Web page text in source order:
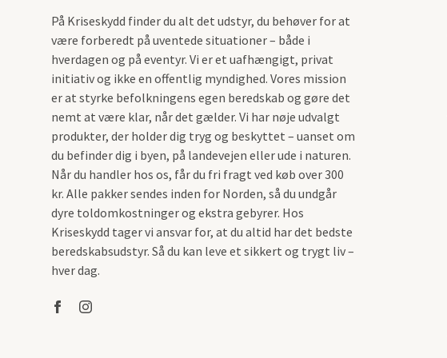
På Kriseskydd finder du alt det udstyr, du behøver for at
være forberedt på uventede situationer – både i
hverdagen og på eventyr. Vi er et uafhængigt, privat
initiativ og ikke en offentlig myndighed. Vores mission
er at styrke befolkningens egen beredskab og gøre det
nemt at være klar, når det gælder. Vi har nøje udvalgt
produkter, der holder dig tryg og beskyttet – uanset om
du befinder dig i byen, på landevejen eller ude i naturen.
Når du handler hos os, får du fri fragt ved køb over 300
kr. Alle pakker sendes inden for Norden, så du undgår
dyre toldomkostninger og ekstra gebyrer. Hos
Kriseskydd tager vi ansvar for, at du altid har det bedste
beredskabsudstyr. Så du kan leve et sikkert og trygt liv –
hver dag.